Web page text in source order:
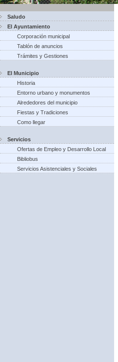
Saludo
El Ayuntamiento
Corporación municipal
Tablón de anuncios
Trámites y Gestiones
El Municipio
Historia
Entorno urbano y monumentos
Alrededores del municipio
Fiestas y Tradiciones
Como llegar
Servicios
Ofertas de Empleo y Desarrollo Local
Bibliobus
Servicios Asistenciales y Sociales